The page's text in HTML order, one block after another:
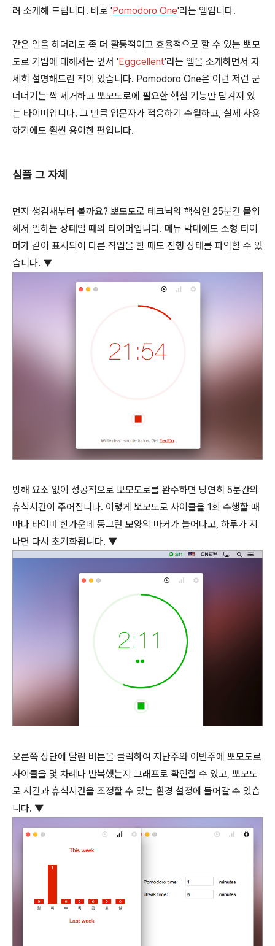
려 소개해 드립니다. 바로 'Pomodoro One'라는 앱입니다.
같은 일을 하더라도 좀 더 활동적이고 효율적으로 할 수 있는 뽀모
도로 기법에 대해서는 앞서 'Eggcellent'라는 앱을 소개하면서 자
세히 설명해드린 적이 있습니다. Pomodoro One은 이런 저런 군
더더기는 싹 제거하고 뽀모도로에 필요한 핵심 기능만 담겨져 있
는 타이머입니다. 그 만큼 입문자가 적응하기 수월하고, 실제 사용
하기에도 훨씬 용이한 편입니다.
심플 그 자체
먼저 생김새부터 볼까요? 뽀모도로 테크닉의 핵심인 25분간 몰입
해서 일하는 상태일 때의 타이머입니다. 메뉴 막대에도 소형 타이
머가 같이 표시되어 다른 작업을 할 때도 진행 상태를 파악할 수 있
습니다. ▼
방해 요소 없이 성공적으로 뽀모도로를 완수하면 당연히 5분간의
휴식시간이 주어집니다. 이렇게 뽀모도로 사이클을 1회 수행할 때
마다 타이머 한가운데 동그란 모양의 마커가 늘어나고, 하루가 지
나면 다시 초기화됩니다. ▼
오른쪽 상단에 달린 버튼을 클릭하여 지난주와 이번주에 뽀모도로
사이클을 몇 차례나 반복했는지 그래프로 확인할 수 있고, 뽀모도
로 시간과 휴식시간을 조정할 수 있는 환경 설정에 들어갈 수 있습
니다. ▼